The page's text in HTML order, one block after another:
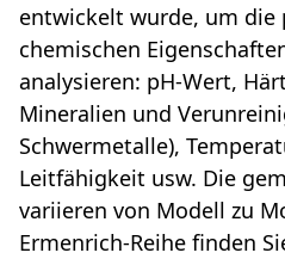
entwickelt wurde, um die
chemischen
analysieren: pH-Wert,
Mineralien und
Schwermetalle),
Leitfähigkeit usw. Die
variieren von Modell zu
Ermenrich-Reihe finden